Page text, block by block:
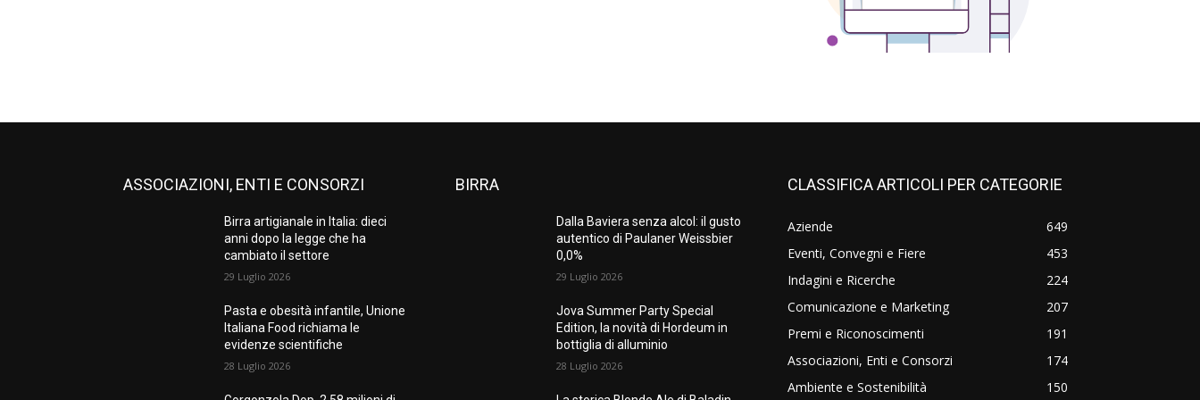
ASSOCIAZIONI, ENTI E CONSORZI
Birra artigianale in Italia: dieci
anni dopo la legge che ha
cambiato il settore
29 Luglio 2026
Pasta e obesità infantile, Unione
Italiana Food richiama le
evidenze scientifiche
28 Luglio 2026
BIRRA
Dalla Baviera senza alcol: il gusto
autentico di Paulaner Weissbier
0,0%
29 Luglio 2026
Jova Summer Party Special
Edition, la novità di Hordeum in
bottiglia di alluminio
28 Luglio 2026
CLASSIFICA ARTICOLI PER CATEGORIE
Aziende
649
Eventi, Convegni e Fiere
453
Indagini e Ricerche
224
Comunicazione e Marketing
207
Premi e Riconoscimenti
191
Associazioni, Enti e Consorzi
174
Ambiente e Sostenibilità
150